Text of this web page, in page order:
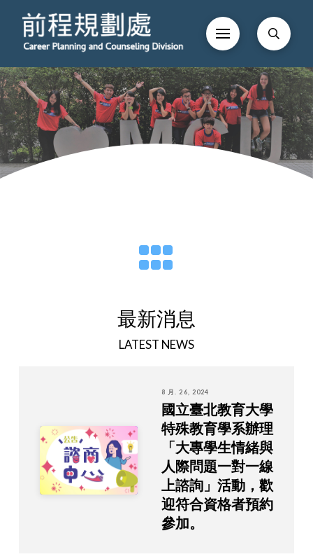
最新消息
LATEST NEWS
8 月. 26, 2024
國立臺北教育大學
特殊教育學系辦理
「大專學生情緒與
人際問題一對一線
上諮詢」活動，歡
迎符合資格者預約
參加。